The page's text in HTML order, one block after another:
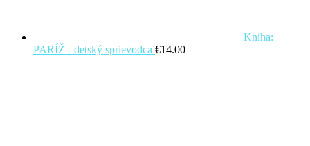
Kniha:
PARÍŽ - detský sprievodca €14.00